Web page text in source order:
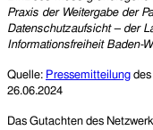
Praxis der Weitergabe der
Datenschutzaufsicht – der
Informationsfreiheit Baden-
Quelle: Pressemitteilung
26.06.2024
Das Gutachten des